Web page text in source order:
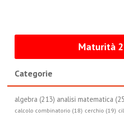
Maturità
Categorie
algebra (213) analisi matematica
calcolo combinatorio (18) cerchio (19)